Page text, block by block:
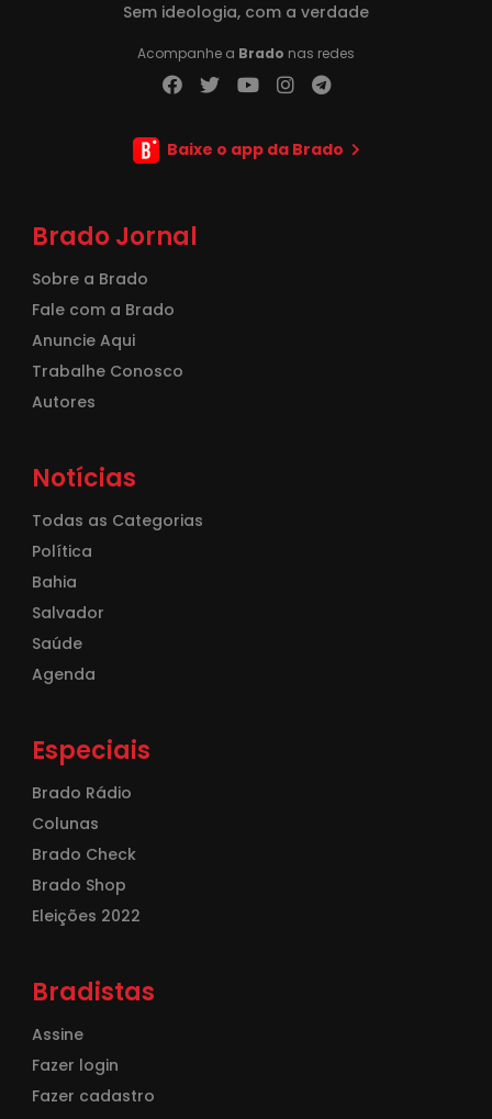
Sem ideologia, com a verdade
Acompanhe a Brado nas redes
Baixe o app da Brado
Brado Jornal
Sobre a Brado
Fale com a Brado
Anuncie Aqui
Trabalhe Conosco
Autores
Notícias
Todas as Categorias
Política
Bahia
Salvador
Saúde
Agenda
Especiais
Brado Rádio
Colunas
Brado Check
Brado Shop
Eleições 2022
Bradistas
Assine
Fazer login
Fazer cadastro